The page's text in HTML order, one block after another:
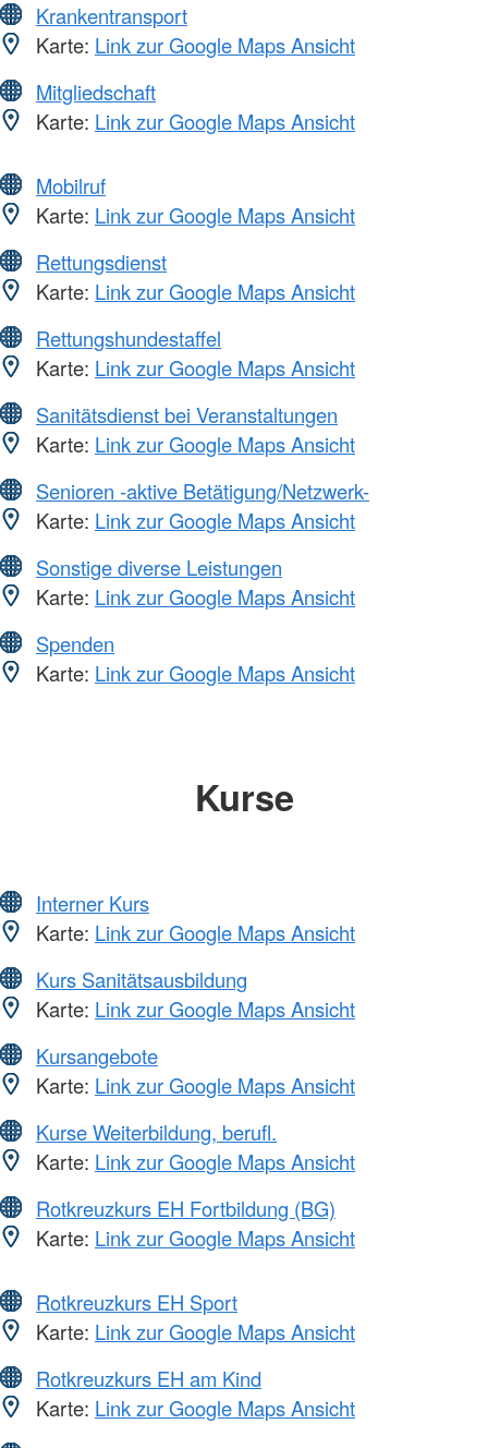
Krankentransport
Karte: Link zur Google Maps Ansicht
Mitgliedschaft
Karte: Link zur Google Maps Ansicht
Mobilruf
Karte: Link zur Google Maps Ansicht
Rettungsdienst
Karte: Link zur Google Maps Ansicht
Rettungshundestaffel
Karte: Link zur Google Maps Ansicht
Sanitätsdienst bei Veranstaltungen
Karte: Link zur Google Maps Ansicht
Senioren -aktive Betätigung/Netzwerk-
Karte: Link zur Google Maps Ansicht
Sonstige diverse Leistungen
Karte: Link zur Google Maps Ansicht
Spenden
Karte: Link zur Google Maps Ansicht
Kurse
Interner Kurs
Karte: Link zur Google Maps Ansicht
Kurs Sanitätsausbildung
Karte: Link zur Google Maps Ansicht
Kursangebote
Karte: Link zur Google Maps Ansicht
Kurse Weiterbildung, berufl.
Karte: Link zur Google Maps Ansicht
Rotkreuzkurs EH Fortbildung (BG)
Karte: Link zur Google Maps Ansicht
Rotkreuzkurs EH Sport
Karte: Link zur Google Maps Ansicht
Rotkreuzkurs EH am Kind
Karte: Link zur Google Maps Ansicht